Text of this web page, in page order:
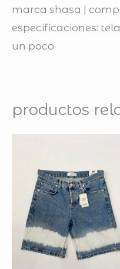
marca shasa |
especificaciones:
un poco
productos